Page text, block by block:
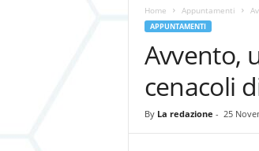
Home Appuntamenti
APPUNTAMENTI
Avvento,
cenacoli
By La redazione - 25